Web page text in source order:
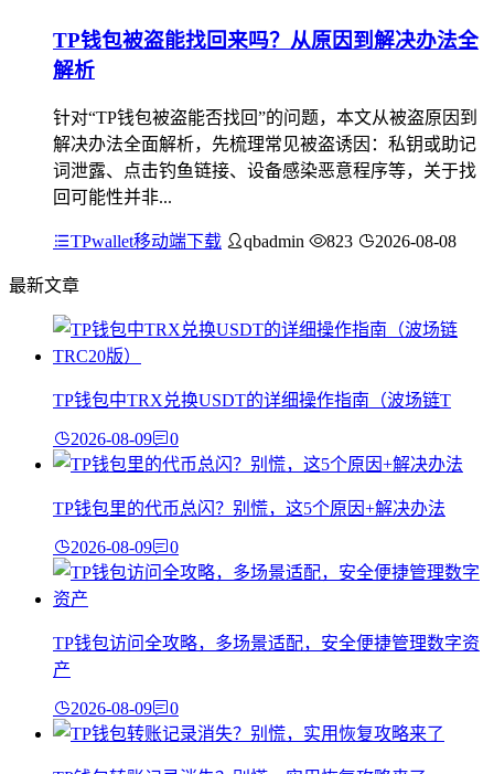
TP钱包被盗能找回来吗？从原因到解决办法全
解析
针对“TP钱包被盗能否找回”的问题，本文从被盗原因到
解决办法全面解析，先梳理常见被盗诱因：私钥或助记
词泄露、点击钓鱼链接、设备感染恶意程序等，关于找
回可能性并非...
TPwallet移动端下载 qbadmin 823 2026-08-08
最新文章
TP钱包中TRX兑换USDT的详细操作指南（波场链T
2026-08-09 0
TP钱包里的代币总闪？别慌，这5个原因+解决办法
2026-08-09 0
TP钱包访问全攻略，多场景适配，安全便捷管理数字资
产
2026-08-09 0